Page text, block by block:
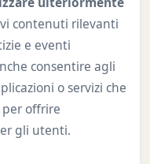
contenuti rilevanti
e eventi
consentire agli
o servizi che
offrire
gli utenti.